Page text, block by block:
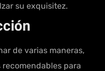
su exquisitez.
de varias maneras,
para